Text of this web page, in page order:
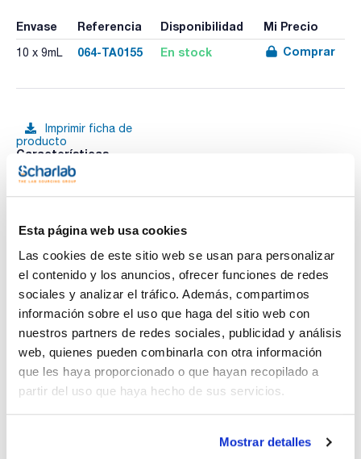
Esta página web usa cookies
Las cookies de este sitio web se usan para personalizar
el contenido y los anuncios, ofrecer funciones de redes
sociales y analizar el tráfico. Además, compartimos
información sobre el uso que haga del sitio web con
nuestros partners de redes sociales, publicidad y análisis
web, quienes pueden combinarla con otra información
que les haya proporcionado o que hayan recopilado a
partir del uso que haya hecho de sus servicios.
Mostrar detalles
Envase Referencia Disponibilidad Mi Precio
10 x 9mL 064-TA0155 En stock Comprar
Imprimir ficha de
producto
Características
Presentación : Suplemento liofilizado RPF. 10 tubos con 9mL
Tipo de envase : viales de vidrio
EP / FIL-IDF / ISO / USP
estafilococos, coagulasa positiva, en muestras diversas
según farmacopeas, normas ISO 5944, 6888-1 y 22718.
Añadir a cada frasco de base un vial re-suspendido en agua
destilada con 10 ml de suplemento RPF (Ref.: 064-TA0155).
Documentación técnica
Regístrate para
descargas
COA
Regístrate para
SDS/ Hoja de seguridad
Regístrate para
descargas